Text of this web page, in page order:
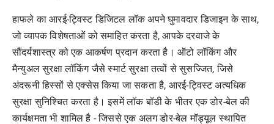
हाफले का आरई-ट्विस्ट डिजिटल लॉक अपने घुमावदार डिजाइन के साथ,
जो व्यापक विशेषताओं को समाहित करता है,आपके दरवाजे के
सौंदर्यशास्त्र को एक आकर्षण प्रदान करता है। ऑटो लॉकिंग और
मैन्युअल सुरक्षा लॉकिंग जैसे स्मार्ट सुरक्षा तत्वों से सुसज्जित,जिसे
अंदरूनी हिस्सों से एक्सेस किया जा सकता है, आरई-ट्विस्ट अत्यधिक
सुरक्षा सुनिश्चित करता है। इसमें लॉक बॉडी के भीतर एक डोर-बेल की
कार्यक्षमता भी शामिल है -जिससे एक अलग डोर-बेल मॉड्यूल स्थापित